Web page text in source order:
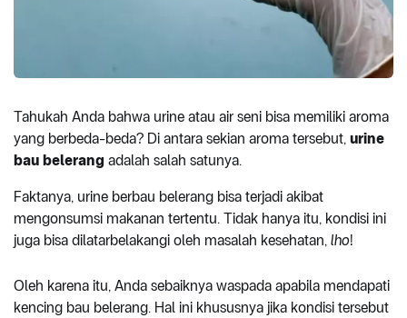
Tahukah Anda bahwa urine atau air seni bisa memiliki aroma
yang berbeda-beda? Di antara sekian aroma tersebut, urine
bau belerang adalah salah satunya.
Faktanya, urine berbau belerang bisa terjadi akibat
mengonsumsi makanan tertentu. Tidak hanya itu, kondisi ini
juga bisa dilatarbelakangi oleh masalah kesehatan, lho!
Oleh karena itu, Anda sebaiknya waspada apabila mendapati
kencing bau belerang. Hal ini khususnya jika kondisi tersebut